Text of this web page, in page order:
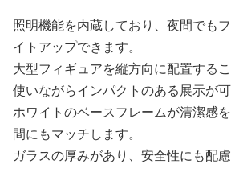
照明機能を内蔵しており、夜間でも
イトアップできます。
大型フィギュアを縦方向に配置する
使いながらインパクトのある展示が可
ホワイトのベースフレームが清潔感
間にもマッチします。
ガラスの厚みがあり、安全性にも配慮